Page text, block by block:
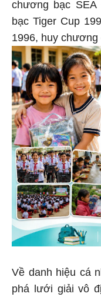
chương bạc
bạc Tiger Cup
1996, huy chương
Về danh hiệu cá
phá lưới giải vô